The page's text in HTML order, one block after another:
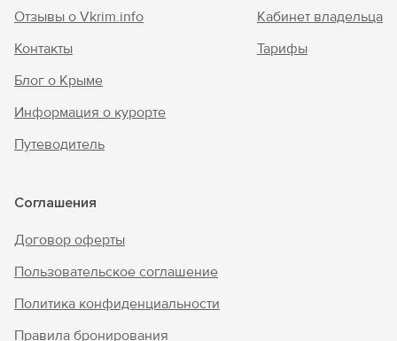
Отзывы о Vkrim.info
Контакты
Блог о Крыме
Информация о курорте
Путеводитель
Кабинет владельца
Тарифы
Соглашения
Договор оферты
Пользовательское соглашение
Политика конфиденциальности
Правила бронирования